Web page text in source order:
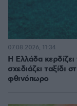
Η Ελλάδα
σχεδιάζει ταξίδι
φθινόπωρο
07.08.2026, 11:34